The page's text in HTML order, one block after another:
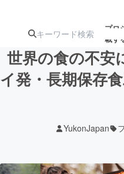
プロ
載す
注目の新
世界の食の不安
イ発・長期保存
YukonJapan